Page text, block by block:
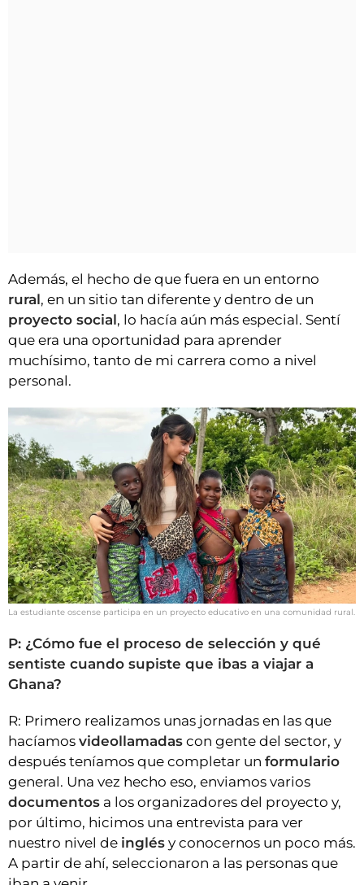
Además, el hecho de que fuera en un entorno
rural, en un sitio tan diferente y dentro de un
proyecto social, lo hacía aún más especial. Sentí
que era una oportunidad para aprender
muchísimo, tanto de mi carrera como a nivel
personal.
La estudiante oscense participa en un proyecto educativo en una comunidad rural.
P: ¿Cómo fue el proceso de selección y qué
sentiste cuando supiste que ibas a viajar a
Ghana?
R: Primero realizamos unas jornadas en las que
hacíamos videollamadas con gente del sector, y
después teníamos que completar un formulario
general. Una vez hecho eso, enviamos varios
documentos a los organizadores del proyecto y,
por último, hicimos una entrevista para ver
nuestro nivel de inglés y conocernos un poco más.
A partir de ahí, seleccionaron a las personas que